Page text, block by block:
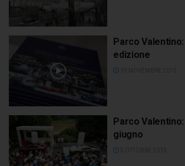
Parco
edizione
Parco
giugno